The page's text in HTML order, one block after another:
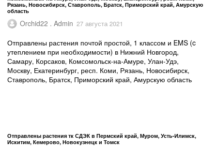
Рязань, Новосибирск, Ставрополь, Братск, Приморский край, Амурскую
область
Orchid22 . Admin 27 августа 2021
Отправлены растения почтой простой, 1 классом и EMS (c
утеплением при необходимости) в Нижний Новгород,
Самару, Корсаков, Комсомольск-на-Амуре, Улан-Удэ,
Москву, Екатеринбург, респ. Коми, Рязань, Новосибирск,
Ставрополь, Братск, Приморский край, Амурскую область
Отправлены растения тк СДЭК в Пермский край, Муром, Усть-Илимск,
Искитим, Кемерово, Новокузнецк и Томск